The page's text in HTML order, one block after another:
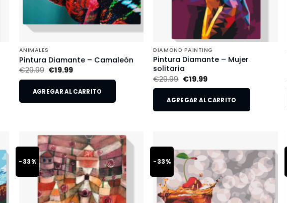
ANIMALES
Pintura Diamante – Camaleón
€29.99 €19.99
AGREGAR AL CARRITO
DIAMOND PAINTING
Pintura Diamante – Mujer
solitaria
€29.99 €19.99
AGREGAR AL CARRITO
-33% -33%